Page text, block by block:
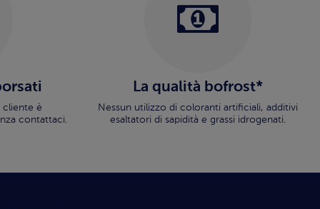
cliente è
contattaci.
La qualità bofrost*
Nessun utilizzo di coloranti artificiali, additivi
esaltatori di sapidità e grassi idrogenati.